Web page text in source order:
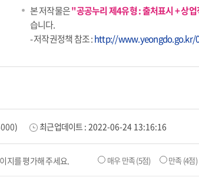
본 저작물은"공공누리 제4유형 : 출처표시 + 상
습니다.
- 저작권정책 참조 :http://www.yeongdo.go.kr/
) 최근업데이트 : 2022-06-24 13:16:16
지를 평가해 주세요. 매우 만족(5점) 만족 (4점)